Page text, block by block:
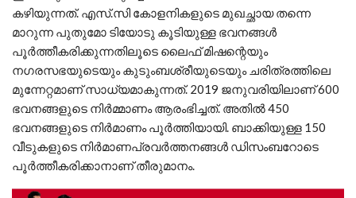
കഴിയുന്നത്. എസ്.സി കോളനികളുടെ മുഖച്ഛായ തന്നെ
മാറുന്ന പുതുമോ ടിയോടു കൂടിയുള്ള ഭവനങ്ങള്‍
പൂര്‍ത്തീകരിക്കുന്നതിലൂടെ ലൈഫ് മിഷന്റെയും
നഗരസഭയുടെയും കുടുംബശ്രീയുടെയും ചരിത്രത്തിലെ
മുന്നേറ്റമാണ് സാധ്യമാകുന്നത്. 2019 ജനുവരിയിലാണ് 600
ഭവനങ്ങളുടെ നിര്‍മ്മാണം ആരംഭിച്ചത്. അതില്‍ 450
ഭവനങ്ങളുടെ നിര്‍മാണം പൂര്‍ത്തിയായി. ബാക്കിയുള്ള 150
വീടുകളുടെ നിര്‍മാണപ്രവര്‍ത്തനങ്ങള്‍ ഡിസംബറോടെ
പൂര്‍ത്തീകരിക്കാനാണ് തീരുമാനം.